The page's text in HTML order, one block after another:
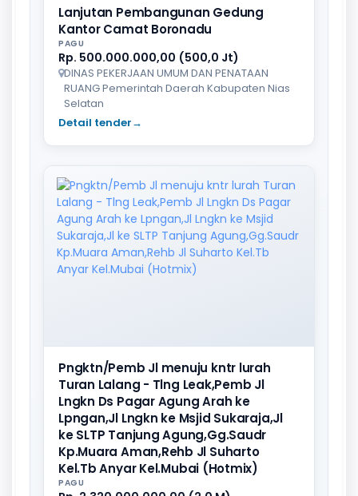
Lanjutan Pembangunan Gedung
Kantor Camat Boronadu
PAGU
Rp. 500.000.000,00 (500,0 Jt)
DINAS PEKERJAAN UMUM DAN PENATAAN
RUANG Pemerintah Daerah Kabupaten Nias
Selatan
Detail tender→
Pngktn/Pemb Jl menuju kntr lurah
Turan Lalang - Tlng Leak,Pemb Jl
Lngkn Ds Pagar Agung Arah ke
Lpngan,Jl Lngkn ke Msjid Sukaraja,Jl
ke SLTP Tanjung Agung,Gg.Saudr
Kp.Muara Aman,Rehb Jl Suharto
Kel.Tb Anyar Kel.Mubai (Hotmix)
PAGU